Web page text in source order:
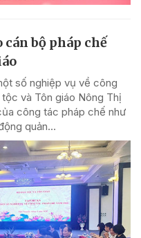
bộ pháp chế
số nghiệp vụ về công
và Tôn giáo Nông Thị
công tác pháp chế như
quản...